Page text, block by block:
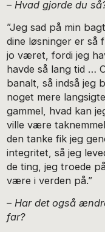
–Hvad gjorde du
”Jeg sad på min
dine løsninger er så
jo været, fordi jeg
havde så lang tid …
banalt, så indså jeg
noget mere
gammel, hvad kan
ville være
den tanke fik jeg
integritet, så jeg
de ting, jeg troede
være i verden på.”
– Har det også
far?